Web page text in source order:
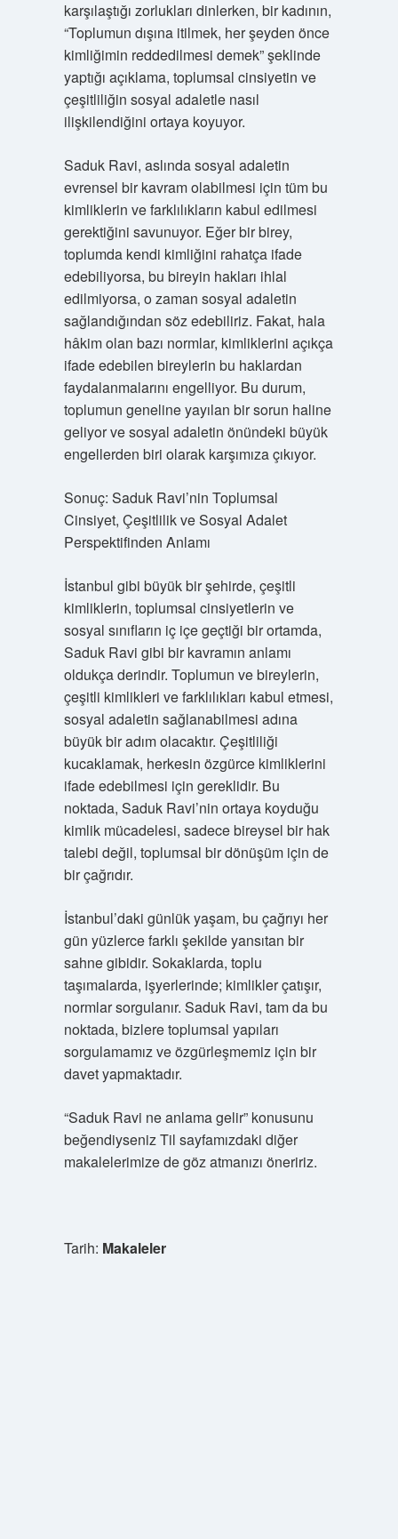
karşılaştığı zorlukları dinlerken, bir kadının,
“Toplumun dışına itilmek, her şeyden önce
kimliğimin reddedilmesi demek” şeklinde
yaptığı açıklama, toplumsal cinsiyetin ve
çeşitliliğin sosyal adaletle nasıl
ilişkilendiğini ortaya koyuyor.
Saduk Ravi, aslında sosyal adaletin
evrensel bir kavram olabilmesi için tüm bu
kimliklerin ve farklılıkların kabul edilmesi
gerektiğini savunuyor. Eğer bir birey,
toplumda kendi kimliğini rahatça ifade
edebiliyorsa, bu bireyin hakları ihlal
edilmiyorsa, o zaman sosyal adaletin
sağlandığından söz edebiliriz. Fakat, hala
hâkim olan bazı normlar, kimliklerini açıkça
ifade edebilen bireylerin bu haklardan
faydalanmalarını engelliyor. Bu durum,
toplumun geneline yayılan bir sorun haline
geliyor ve sosyal adaletin önündeki büyük
engellerden biri olarak karşımıza çıkıyor.
Sonuç: Saduk Ravi’nin Toplumsal
Cinsiyet, Çeşitlilik ve Sosyal Adalet
Perspektifinden Anlamı
İstanbul gibi büyük bir şehirde, çeşitli
kimliklerin, toplumsal cinsiyetlerin ve
sosyal sınıfların iç içe geçtiği bir ortamda,
Saduk Ravi gibi bir kavramın anlamı
oldukça derindir. Toplumun ve bireylerin,
çeşitli kimlikleri ve farklılıkları kabul etmesi,
sosyal adaletin sağlanabilmesi adına
büyük bir adım olacaktır. Çeşitliliği
kucaklamak, herkesin özgürce kimliklerini
ifade edebilmesi için gereklidir. Bu
noktada, Saduk Ravi’nin ortaya koyduğu
kimlik mücadelesi, sadece bireysel bir hak
talebi değil, toplumsal bir dönüşüm için de
bir çağrıdır.
İstanbul’daki günlük yaşam, bu çağrıyı her
gün yüzlerce farklı şekilde yansıtan bir
sahne gibidir. Sokaklarda, toplu
taşımalarda, işyerlerinde; kimlikler çatışır,
normlar sorgulanır. Saduk Ravi, tam da bu
noktada, bizlere toplumsal yapıları
sorgulamamız ve özgürleşmemiz için bir
davet yapmaktadır.
“Saduk Ravi ne anlama gelir” konusunu
beğendiyseniz Til sayfamızdaki diğer
makalelerimize de göz atmanızı öneririz.
Tarih: Makaleler